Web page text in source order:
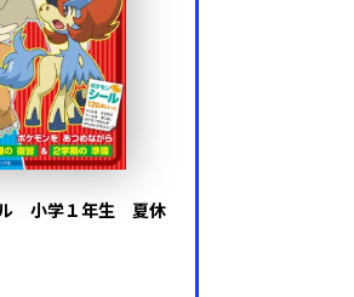
ル 小学１年生 夏休